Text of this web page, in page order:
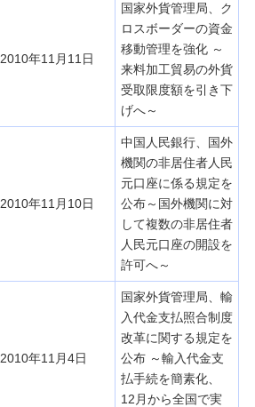
2010年11月11日
国家外貨管理局、ク
ロスボーダーの資金
移動管理を強化 ～
来料加工貿易の外貨
受取限度額を引き下
げへ～
2010年11月10日
中国人民銀行、国外
機関の非居住者人民
元口座に係る規定を
公布～国外機関に対
して複数の非居住者
人民元口座の開設を
許可へ～
2010年11月4日
国家外貨管理局、輸
入代金支払照合制度
改革に関する規定を
公布 ～輸入代金支
払手続を簡素化、
12月から全国で実